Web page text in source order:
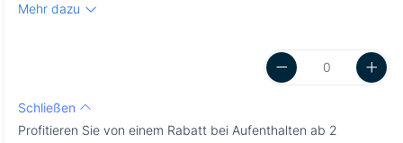
Mehr dazu
Schließen
Profitieren Sie von einem Rabatt bei Aufenthalten ab 2